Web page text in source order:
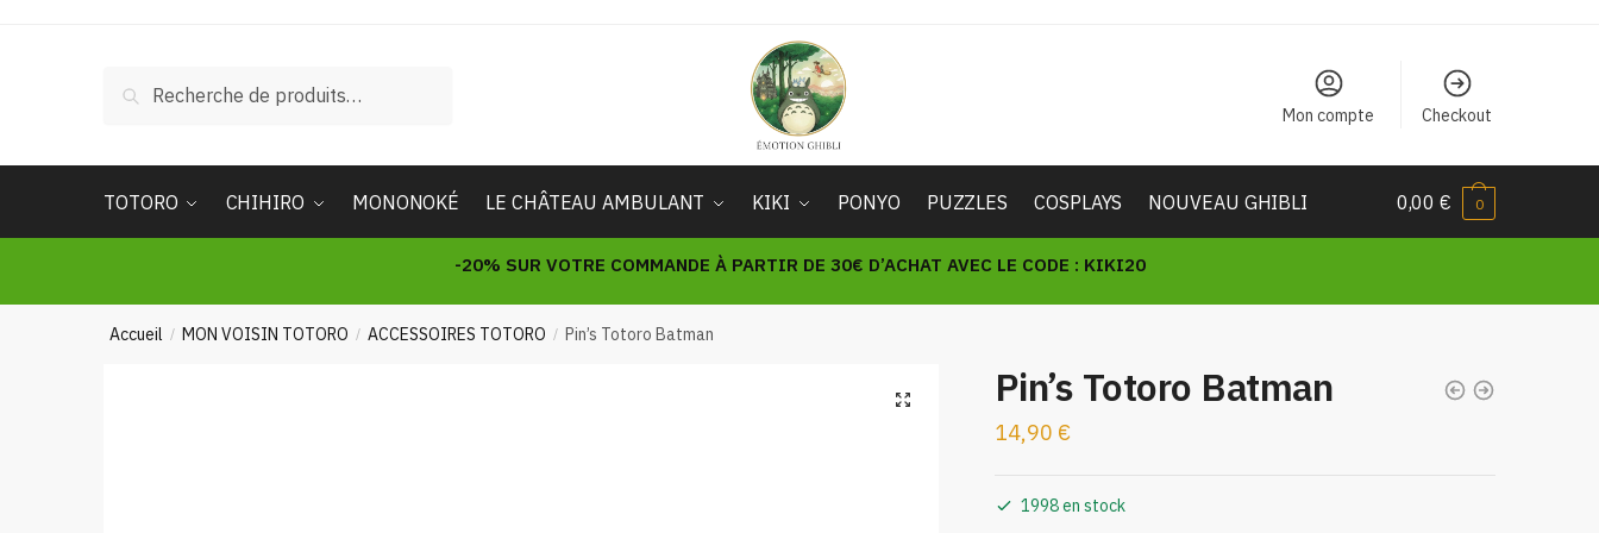
pour :
Recherche
Mon compte Checkout
TOTORO CHIHIRO MONONOKÉ LE CHÂTEAU AMBULANT KIKI PONYO PUZZLES COSPLAYS NOUVEAU GHIBLI 0,00€ 0
-20% SUR VOTRE COMMANDE À PARTIR DE 30€ D’ACHAT AVEC LE CODE : KIKI20
Accueil / MON VOISIN TOTORO / ACCESSOIRES TOTORO / Pin’s Totoro Batman
🔍 Pin’s Totoro Batman
14,90 €
1998 en stock